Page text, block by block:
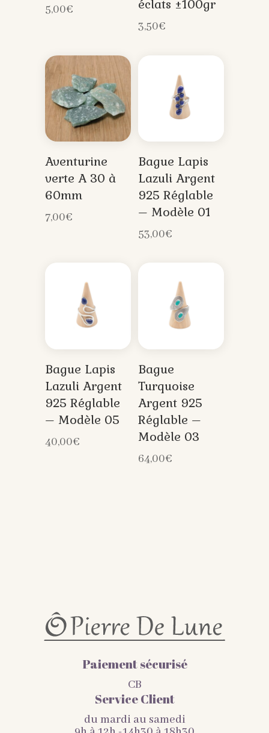
5,00€
éclats ±100gr
3,50€
Aventurine
verte A 30 à
60mm
7,00€
Bague Lapis
Lazuli Argent
925 Réglable
– Modèle 01
53,00€
Bague Lapis
Lazuli Argent
925 Réglable
– Modèle 05
40,00€
Bague
Turquoise
Argent 925
Réglable –
Modèle 03
64,00€
Paiement sécurisé
CB
Service Client
du mardi au samedi